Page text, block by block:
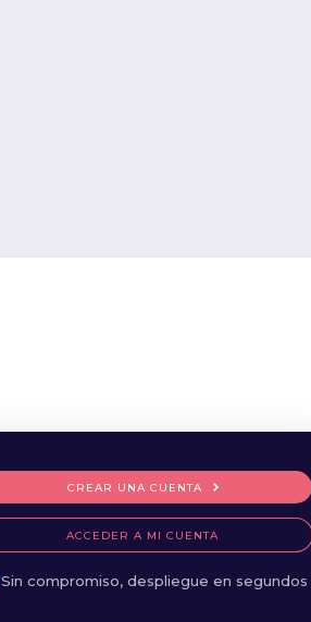
CREAR UNA CUENTA
ACCEDER A MI CUENTA
Sin compromiso, despliegue en segundos